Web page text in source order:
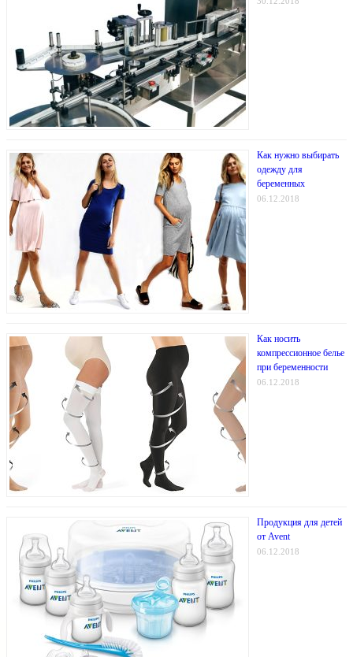
Как нужно выбирать
одежду для
беременных
06.12.2018
Как носить
компрессионное белье
при беременности
06.12.2018
Продукция для детей
от Avent
06.12.2018